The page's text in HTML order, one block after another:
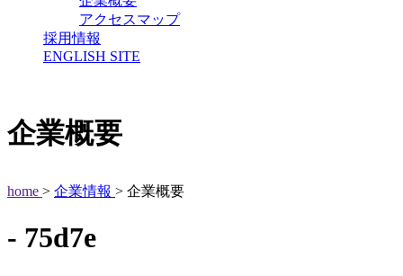
アクセスマップ
採用情報
ENGLISH SITE
企業概要
home > 企業情報 > 企業概要
- 75d7e